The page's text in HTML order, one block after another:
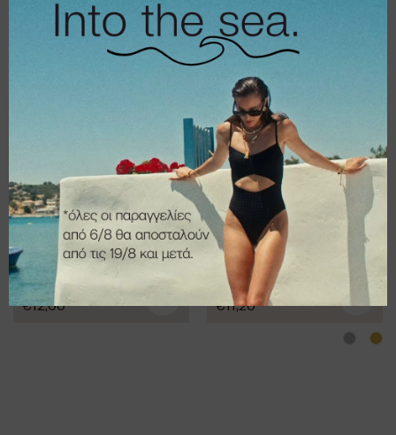
14,40
€15,00
€12,00
€15,00
€12,00
Σκουλαρίκια
Vienna
14,00
€11,20